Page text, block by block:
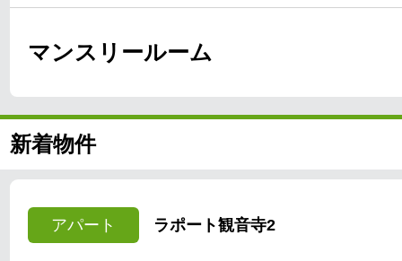
マンスリールーム
新着物件
アパート ラポート観音寺2